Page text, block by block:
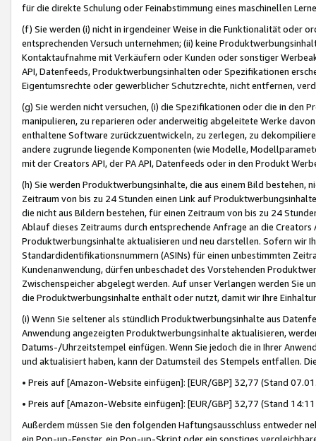
für die direkte Schulung oder Feinabstimmung eines maschinellen
(f) Sie werden (i) nicht in irgendeiner Weise in die Funktionalität oder
entsprechenden Versuch unternehmen; (ii) keine
Kontaktaufnahme mit Verkäufern oder Kunden oder sonstiger
API, Datenfeeds, Produktwerbungsinhalten oder Spezifikationen
Eigentumsrechte oder gewerblicher Schutzrechte, nicht entfernen,
(g) Sie werden nicht versuchen, (i) die Spezifikationen oder die in
manipulieren, zu reparieren oder anderweitig abgeleitete Werke
enthaltene Software zurückzuentwickeln, zu zerlegen, zu
andere zugrunde liegende Komponenten (wie Modelle,
mit der Creators API, der PA API, Datenfeeds oder in den Produkt
(h) Sie werden Produktwerbungsinhalte, die aus einem Bild bestehen,
Zeitraum von bis zu 24 Stunden einen Link auf
die nicht aus Bildern bestehen, für einen Zeitraum von bis zu 24
Ablauf dieses Zeitraums durch entsprechende Anfrage an die
Produktwerbungsinhalte aktualisieren und neu darstellen. Sofern wir
Standardidentifikationsnummern (ASINs) für einen unbestimmten
Kundenanwendung, dürfen unbeschadet des Vorstehenden
Zwischenspeicher abgelegt werden. Auf unser Verlangen werden Sie
die Produktwerbungsinhalte enthält oder nutzt, damit wir Ihre
(i) Wenn Sie seltener als stündlich Produktwerbungsinhalte aus
Anwendung angezeigten Produktwerbungsinhalte aktualisieren,
Datums-/Uhrzeitstempel einfügen. Wenn Sie jedoch die in Ihrer
und aktualisiert haben, kann der Datumsteil des Stempels entfallen.
• Preis auf [Amazon-Website einfügen]: [EUR/GBP] 32,77 (Stand
• Preis auf [Amazon-Website einfügen]: [EUR/GBP] 32,77 (Stand
Außerdem müssen Sie den folgenden Haftungsausschluss entweder
ein Pop-up-Fenster, ein Pop-up-Skript oder ein sonstiges